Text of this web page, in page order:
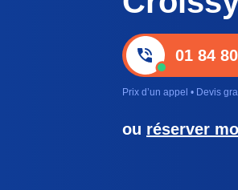
01 84
Prix d’un appel • Devis
ou réserver